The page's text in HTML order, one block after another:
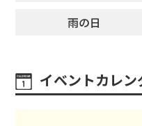
雨の日
イベントカレン